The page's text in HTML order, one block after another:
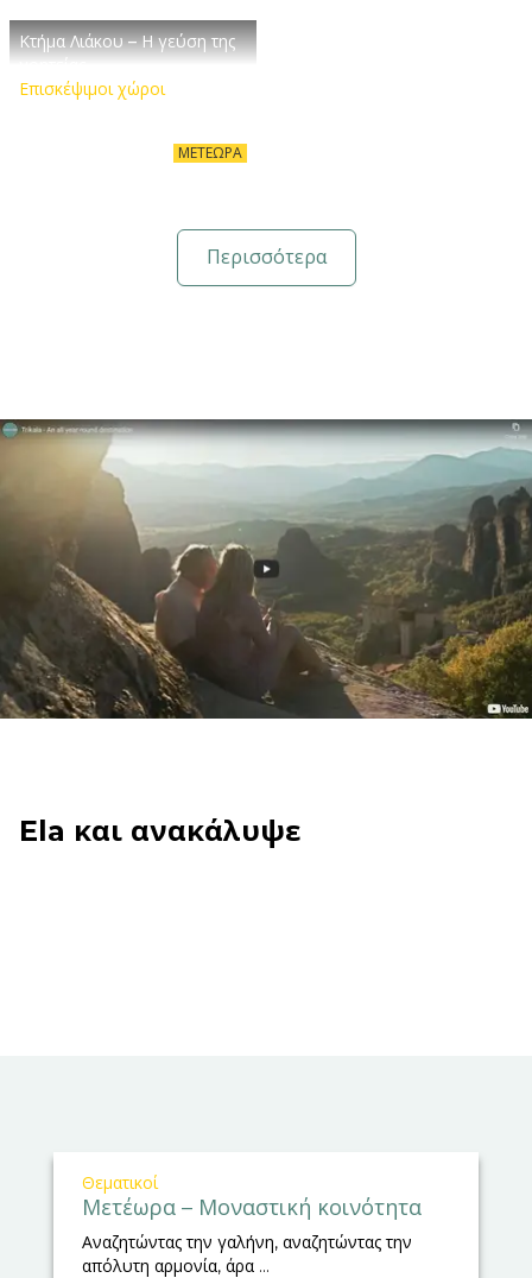
Κτήμα Λιάκου – Η γεύση της
Επισκέψιμοι χώροι
ΜΕΤΈΩΡΑ
Περισσότερα
Ela και ανακάλυψε
Θεματικοί
Μετέωρα – Μοναστική κοινότητα
Αναζητώντας την γαλήνη, αναζητώντας την
απόλυτη αρμονία, άρα ...